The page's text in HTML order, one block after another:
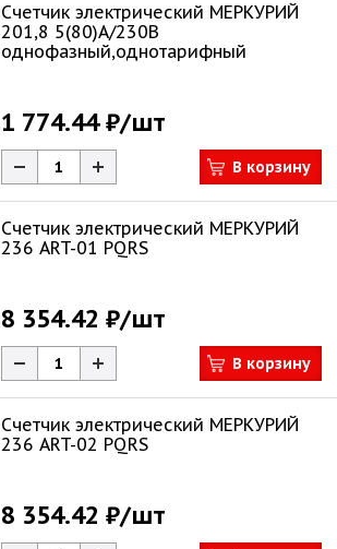
Счетчик электрический МЕРКУРИЙ
201,8 5(80)А/230В
однофазный,однотарифный
1 774.44 ₽/шт
В корзину
Счетчик электрический МЕРКУРИЙ
236 ART-01 PQRS
8 354.42 ₽/шт
В корзину
Счетчик электрический МЕРКУРИЙ
236 ART-02 PQRS
8 354.42 ₽/шт